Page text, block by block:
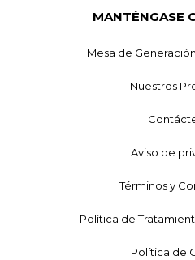
MANTÉNGASE
Mesa de
Nuestros
Aviso de
Términos y
Política de
Política de